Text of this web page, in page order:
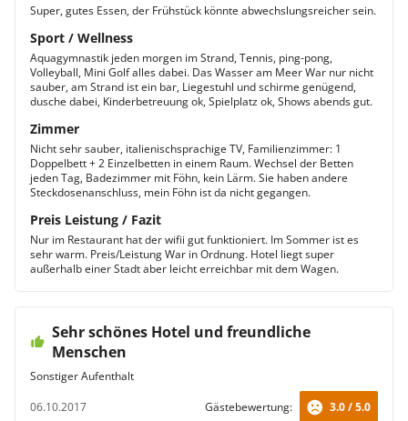
Super, gutes Essen, der Frühstück könnte abwechslungsreicher sein.
Sport / Wellness
Aquagymnastik jeden morgen im Strand, Tennis, ping-pong,
Volleyball, Mini Golf alles dabei. Das Wasser am Meer War nur nicht
sauber, am Strand ist ein bar, Liegestuhl und schirme genügend,
dusche dabei, Kinderbetreuung ok, Spielplatz ok, Shows abends gut.
Zimmer
Nicht sehr sauber, italienischsprachige TV, Familienzimmer: 1
Doppelbett + 2 Einzelbetten in einem Raum. Wechsel der Betten
jeden Tag, Badezimmer mit Föhn, kein Lärm. Sie haben andere
Steckdosenanschluss, mein Föhn ist da nicht gegangen.
Preis Leistung / Fazit
Nur im Restaurant hat der wifii gut funktioniert. Im Sommer ist es
sehr warm. Preis/Leistung War in Ordnung. Hotel liegt super
außerhalb einer Stadt aber leicht erreichbar mit dem Wagen.
Sehr schönes Hotel und freundliche
Menschen
Sonstiger Aufenthalt
06.10.2017
Gästebewertung: 3.0 / 5.0